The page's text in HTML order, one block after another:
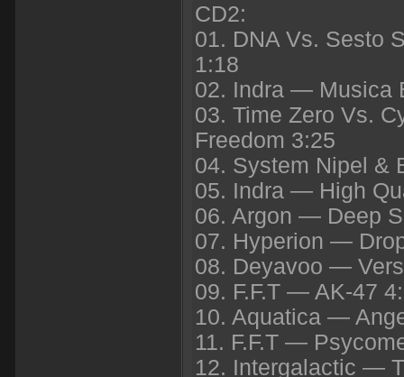
CD2:
01. DNA Vs. Sesto
1:18
02. Indra — Musica
03. Time Zero Vs.
Freedom 3:25
04. System Nipel &
05. Indra — High
06. Argon — Deep
07. Hyperion —
08. Deyavoo —
09. F.F.T — AK-47
10. Aquatica —
11. F.F.T —
12. Intergalactic —